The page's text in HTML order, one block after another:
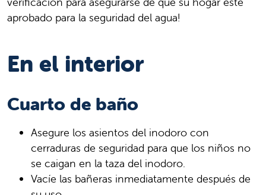
aprobado para la seguridad del agua!
En el interior
Cuarto de baño
Asegure los asientos del inodoro con
cerraduras de seguridad para que los niños no
se caigan en la taza del inodoro.
Vacíe las bañeras inmediatamente después de